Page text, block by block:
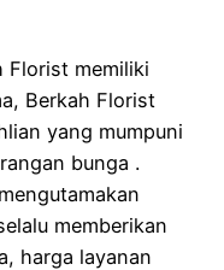
Florist memiliki
Berkah Florist
yang mumpuni
bunga .
memberikan
harga layanan